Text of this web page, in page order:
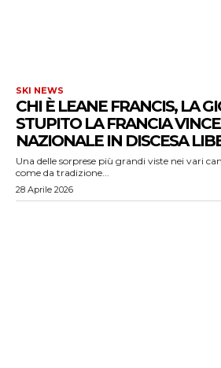
SKI NEWS
CHI È LEANE FRANCIS, LA
STUPITO LA FRANCIA
NAZIONALE IN DISCESA
Una delle sorprese più grandi viste nei vari
come da tradizione...
28 Aprile 2026